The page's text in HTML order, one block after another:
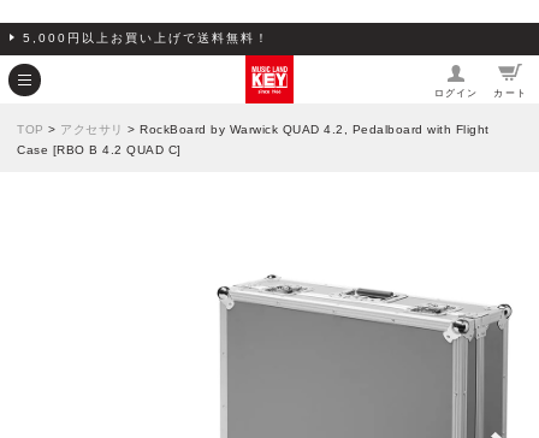
5,000円以上お買い上げで送料無料！
ログイン カート
TOP > アクセサリ > RockBoard by Warwick QUAD 4.2, Pedalboard with Flight
Case [RBO B 4.2 QUAD C]